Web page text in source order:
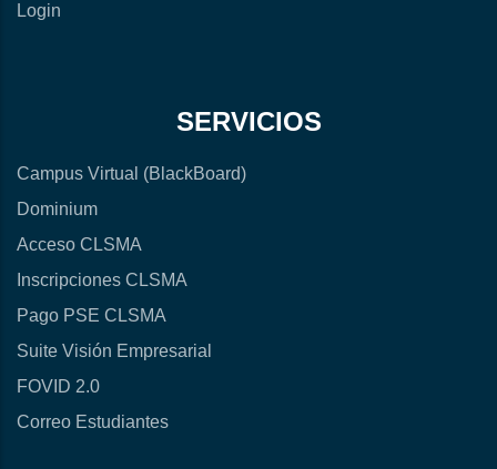
Login
SERVICIOS
Campus Virtual (BlackBoard)
Dominium
Acceso CLSMA
Inscripciones CLSMA
Pago PSE CLSMA
Suite Visión Empresarial
FOVID 2.0
Correo Estudiantes